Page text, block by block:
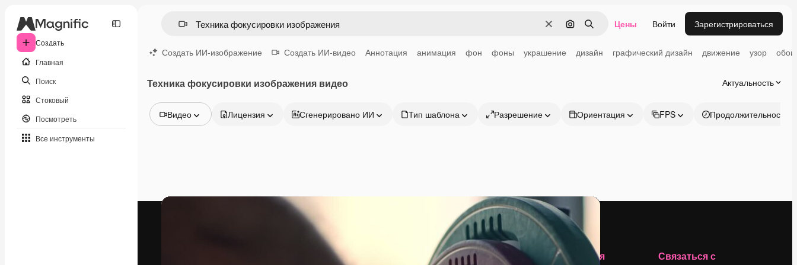
Создать
Главная
Поиск
Стоковый
Посмотреть
Все инструменты
ОчиститьПоиск по изображению
Поиск Цены Войти Зарегистрироваться
Создать ИИ-изображение Создать ИИ-видео Аннотация анимация фон фоны украшение дизайн графический дизайн движение узор обои
Техника фокусировки изображения видео Актуальность
Видео
Видео
Лицензия Сгенерировано ИИ Тип шаблона Разрешение Ориентация FPS Продолжительность
Начать Компания
Связаться с